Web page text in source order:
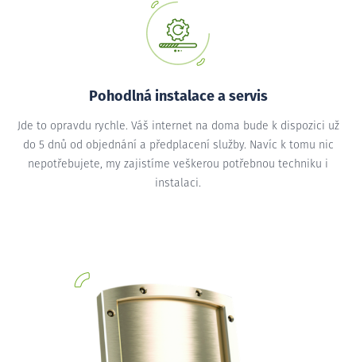
Pohodlná instalace a servis
Jde to opravdu rychle. Váš internet na doma bude k dispozici už
do 5 dnů od objednání a předplacení služby. Navíc k tomu nic
nepotřebujete, my zajistíme veškerou potřebnou techniku i
instalaci.